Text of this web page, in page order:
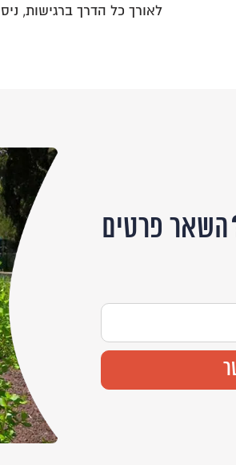
לאורך כל הדרך ברגישות,
השאר פרטים